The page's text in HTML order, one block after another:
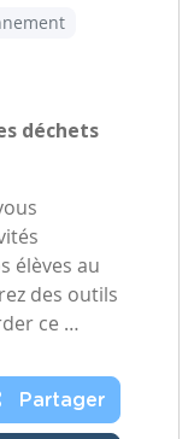
déchets
élèves au
des outils
ce …
Partager